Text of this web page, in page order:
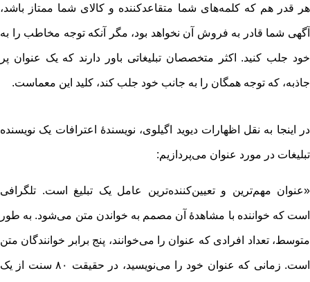
هر قدر هم که کلمه‌های شما متقاعد‌کننده و کالای شما ممتاز باشد،
آگهی شما قادر به فروش آن نخواهد بود، مگر آنکه توجه مخاطب را به
خود جلب کنید. اکثر متخصصان تبلیغاتی باور دارند که یک عنوان پر
جاذبه، که توجه همگان را به جانب خود جلب کند، کلید این معماست.
در اینجا به نقل اظهارات دیوید اگیلوی، نویسندۀ اعترافات یک نویسنده
تبلیغات در مورد عنوان می‌پردازیم:
«عنوان مهم‌ترین و تعیین‌کننده‌ترین عامل یک تبلیغ است. تلگرافی
است که خواننده با مشاهدۀ آن مصمم به خواندن متن می‌شود. به طور
متوسط، تعداد افرادی که عنوان را می‌خوانند، پنج برابر خوانندگان متن
است. زمانی که عنوان خود را می‌نویسید، در حقیقت ۸۰ سنت از یک